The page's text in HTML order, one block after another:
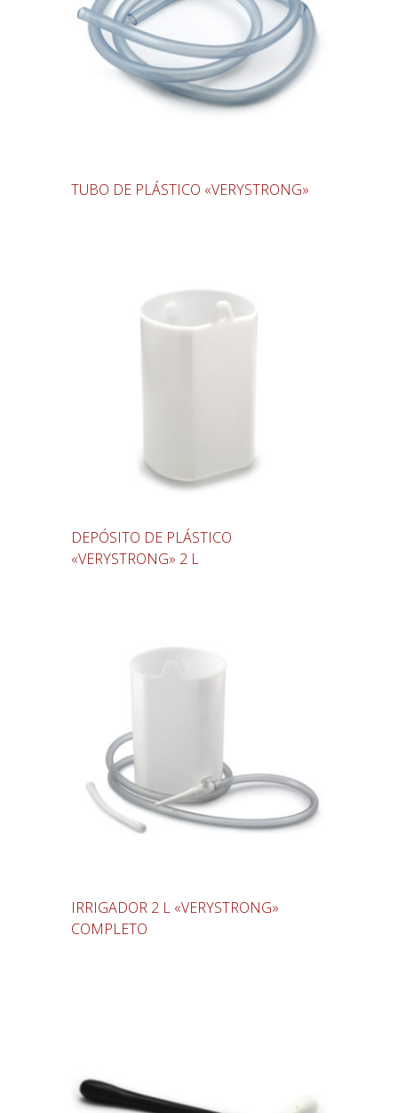
TUBO DE PLÁSTICO «VERYSTRONG»
DEPÓSITO DE PLÁSTICO
«VERYSTRONG» 2 L
IRRIGADOR 2 L «VERYSTRONG»
COMPLETO